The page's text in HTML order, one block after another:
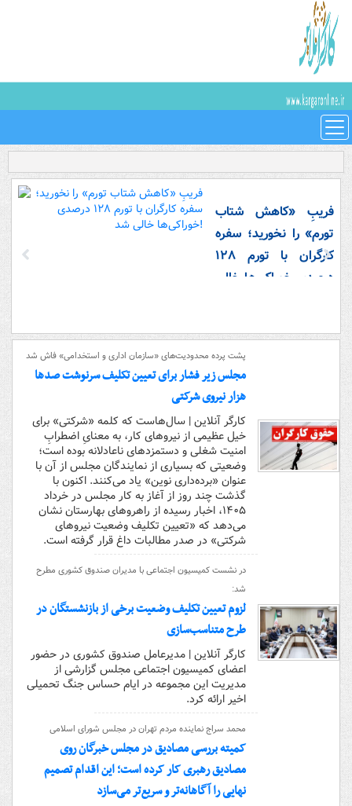
فریبِ «کاهش شتاب
تورم» را نخورید؛ سفره
کارگران با تورم ۱۲۸
درصدی خوراکی‌ها خالی
پشت پرده محدودیت‌های «سازمان اداری و استخدامی» فاش شد
مجلس زیر فشار برای تعیین تکلیف سرنوشت صدها
هزار نیروی شرکتی
کارگر آنلاین | سال‌هاست که کلمه «شرکتی» برای
خیل عظیمی از نیروهای کار، به معنایِ اضطرابِ
امنیت شغلی و دستمزدهای ناعادلانه بوده است؛
وضعیتی که بسیاری از نمایندگان مجلس از آن با
عنوان «برده‌داری نوین» یاد می‌کنند. اکنون با
گذشت چند روز از آغاز به کار مجلس در خرداد
۱۴۰۵، اخبار رسیده از راهروهای بهارستان نشان
می‌دهد که «تعیین تکلیف وضعیت نیروهای
شرکتی» در صدر مطالبات داغ قرار گرفته است.
در نشست کمیسیون اجتماعی با مدیران صندوق کشوری مطرح
شد:
لزوم تعیین تکلیف وضعیت برخی از بازنشستگان در
طرح متناسب‌سازی
کارگر آنلاین | مدیرعامل صندوق کشوری در حضور
اعضای کمیسیون اجتماعی مجلس گزارشی از
مدیریت این مجموعه در ایام حساس جنگ تحمیلی
اخیر ارائه کرد.
محمد سراج نماینده مردم تهران در مجلس شورای اسلامی
کمیته بررسی مصادیق در مجلس خبرگان روی
مصادیق رهبری کار کرده است؛ این اقدام تصمیم
نهایی را آگاهانه‌تر و سریع‌تر می‌سازد